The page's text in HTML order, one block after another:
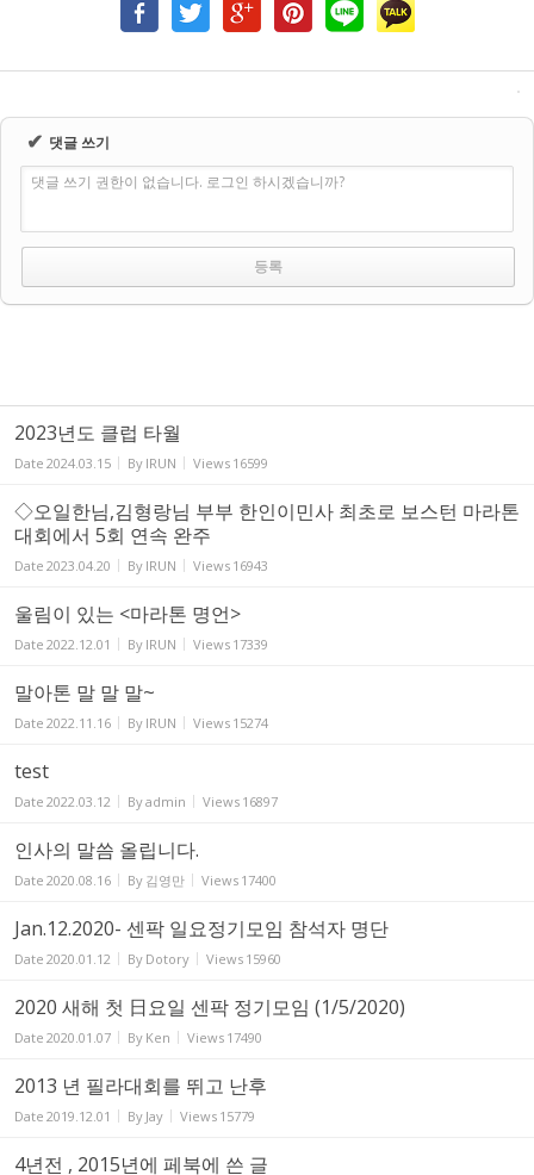
✔ 댓글 쓰기
댓글 쓰기 권한이 없습니다. 로그인 하시겠습니까?
2023년도 클럽 타월
Date 2024.03.15 By IRUN Views 16599
◇오일한님,김형랑님 부부 한인이민사 최초로 보스턴 마라톤
대회에서 5회 연속 완주
Date 2023.04.20 By IRUN Views 16943
울림이 있는 <마라톤 명언>
Date 2022.12.01 By IRUN Views 17339
말아톤 말 말 말~
Date 2022.11.16 By IRUN Views 15274
test
Date 2022.03.12 Byadmin Views 16897
인사의 말씀 올립니다.
Date 2020.08.16 By 김영만 Views 17400
Jan.12.2020- 센팍 일요정기모임 참석자 명단
Date 2020.01.12 By Dotory Views 15960
2020 새해 첫 日요일 센팍 정기모임 (1/5/2020)
Date 2020.01.07 By Ken Views 17490
2013 년 필라대회를 뛰고 난후
Date 2019.12.01 By Jay Views 15779
4년전 , 2015년에 페북에 쓴 글